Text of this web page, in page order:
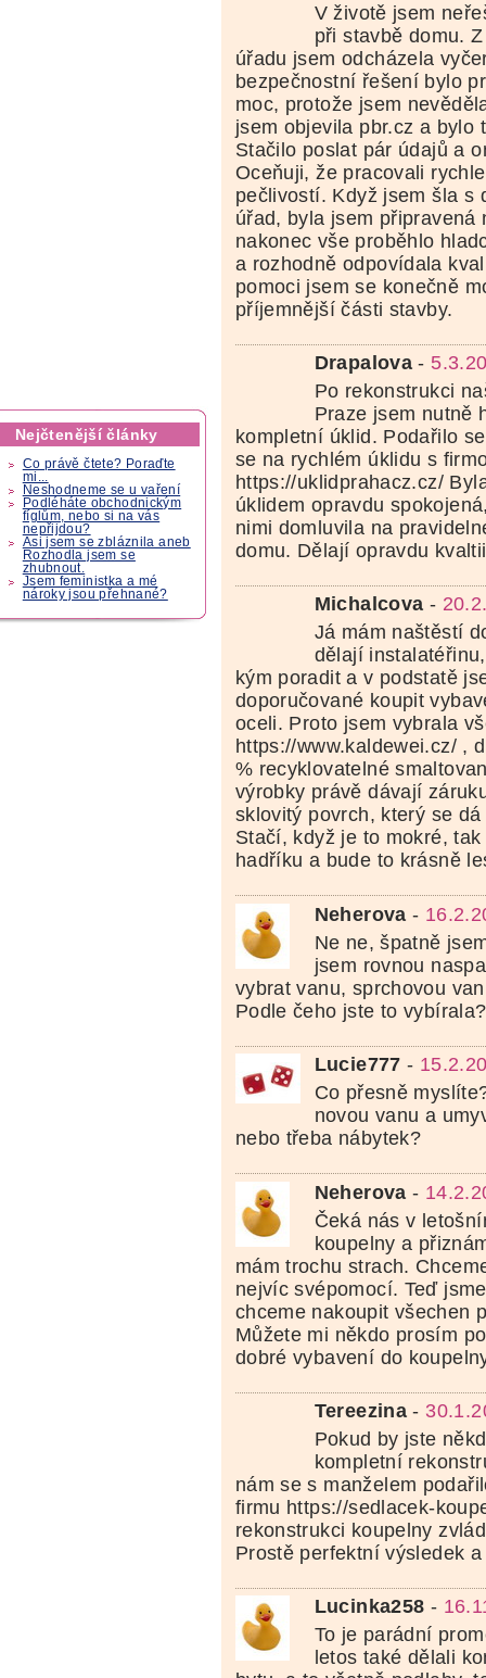
Nejčtenější články
Co právě čtete? Poraďte
mi...
Neshodneme se u vaření
Podléháte obchodnickým
fíglům, nebo si na vás
nepřijdou?
Asi jsem se zbláznila aneb
Rozhodla jsem se
zhubnout.
Jsem feministka a mé
nároky jsou přehnané?
V životě jsem
při stavbě domu.
úřadu jsem odcházela
bezpečnostní řešení bylo
moc, protože jsem
jsem objevila pbr.cz a bylo
Stačilo poslat pár údajů a
Oceňuji, že pracovali
pečlivostí. Když jsem šla s
úřad, byla jsem připravená
nakonec vše proběhlo
a rozhodně odpovídala
pomoci jsem se konečně
příjemnější části stavby.
Drapalova -
Po rekonstrukci
Praze jsem nutně
kompletní úklid. Podařilo
se na rychlém úklidu s
https://uklidprahacz.cz/
úklidem opravdu
nimi domluvila na
domu. Dělají opravdu
Michalcova -
Já mám naštěstí
dělají
kým poradit a v podstatě
doporučované koupit
oceli. Proto jsem vybrala
https://www.kaldewei.cz/ ,
% recyklovatelné
výrobky právě dávají
sklovitý povrch, který se
Stačí, když je to mokré,
hadříku a bude to krásně
Neherova -
Ne ne, špatně
jsem rovnou
vybrat vanu, sprchovou
Podle čeho jste to vybírala?
Lucie777 -
Co přesně
novou vanu a
nebo třeba nábytek?
Neherova -
Čeká nás v
koupelny a
mám trochu strach.
nejvíc svépomocí. Teď
chceme nakoupit všechen
Můžete mi někdo prosím
dobré vybavení do
Tereezina -
Pokud by jste
kompletní
nám se s manželem
firmu https://sedlacek-
rekonstrukci koupelny
Prostě perfektní výsledek
Lucinka258 -
To je parádní
letos také dělali